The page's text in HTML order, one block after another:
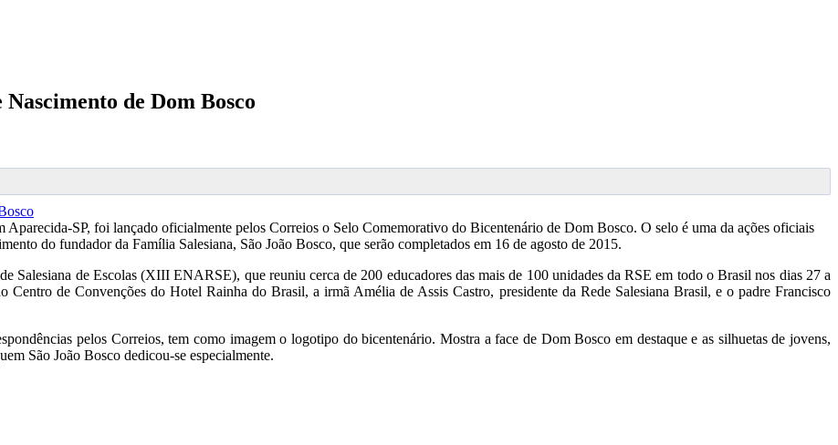
de Dom Bosco
SP, foi lançado oficialmente pelos Correios o Selo Comemorativo do Bicentenário de Dom Bosco. O selo é uma da ações oficiais
do fundador da Família Salesiana, São João Bosco, que serão completados em 16 de agosto de 2015.
de Escolas (XIII ENARSE), que reuniu cerca de 200 educadores das mais de 100 unidades da RSE em todo o Brasil nos dias 27 a
Centro de Convenções do Hotel Rainha do Brasil, a irmã Amélia de Assis Castro, presidente da Rede Salesiana Brasil, e o padre Francisco
pelos Correios, tem como imagem o logotipo do bicentenário. Mostra a face de Dom Bosco em destaque e as silhuetas de jovens,
São João Bosco dedicou-se especialmente.